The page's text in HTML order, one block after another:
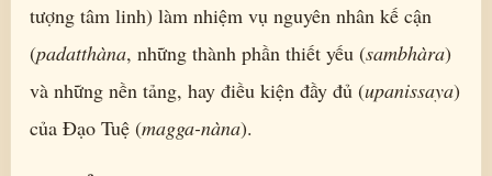
tượng tâm linh) làm nhiệm vụ nguyên nhân kế cận
(padatthàna, những thành phần thiết yếu (sambhàra)
và những nền tảng, hay điều kiện đầy đủ (upanissaya)
của Ðạo Tuệ (magga-nàna).